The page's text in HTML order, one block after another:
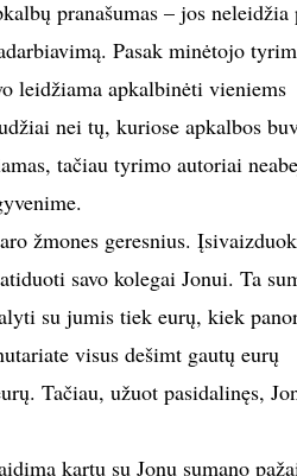
pranašumas – jos
Pasak minėtojo
leidžiama apkalbinėti vieniems
nei tų, kuriose apkalbos
tačiau tyrimo autoriai
žmones geresnius.
savo kolegai Jonui. Ta
su jumis tiek eurų, kiek
visus dešimt gautų eurų
Tačiau, užuot pasidalinęs,
kartu su Jonu sumano